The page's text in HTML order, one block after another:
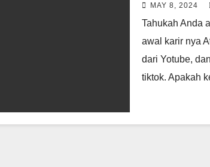
MAY 8, 2024
Tahukah Anda
awal karir nya
dari Yotube,
tiktok. Apakah